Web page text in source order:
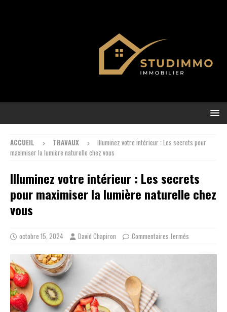
ACCUEIL TRAVAUX
Illuminez votre intérieur : Les secrets pour
maximiser la lumière naturelle chez vous
Illuminez votre intérieur : Les secrets
pour maximiser la lumière naturelle chez
vous
octobre 15, 2024 David Chapiron Commentaires fermés